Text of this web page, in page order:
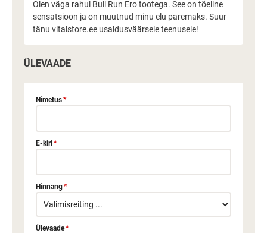
Olen väga rahul Bull Run Ero tootega. See on tõeline
sensatsioon ja on muutnud minu elu paremaks. Suur
tänu vitalstore.ee usaldusväärsele teenusele!
ÜLEVAADE
Nimetus*
E-kiri*
Hinnang*
Ülevaade*